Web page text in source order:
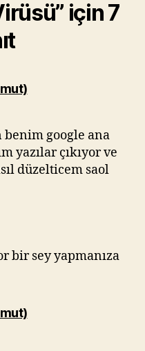
için 7
diyorki:
benim google ana
yazılar çıkıyor ve
düzelticem saol
bir sey yapmanıza
diyorki: